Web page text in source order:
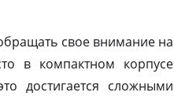
свое внимание на
в компактном корпусе
достигается сложными